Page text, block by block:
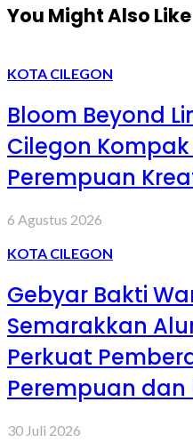
You Might Also Like
KOTA CILEGON
Bloom Beyond
Cilegon
Perempuan
6 Agustus 2026
KOTA CILEGON
Gebyar Bakti
Semarakkan
Perkuat
Perempuan dan
30 Juli 2026